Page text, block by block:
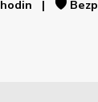
hodin | 🛡️